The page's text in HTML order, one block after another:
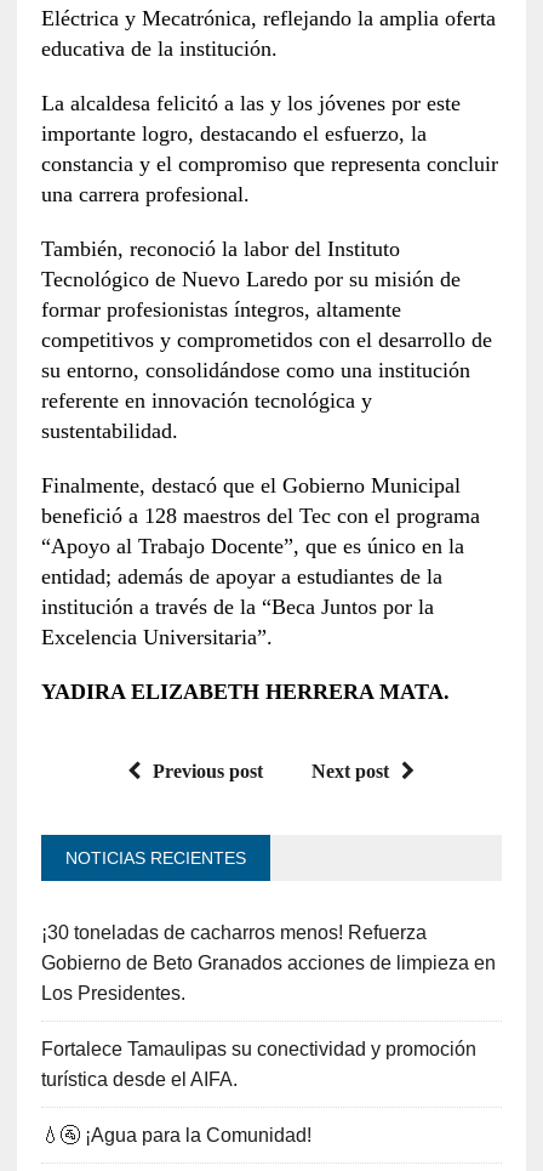
Eléctrica y Mecatrónica, reflejando la amplia oferta
educativa de la institución.
La alcaldesa felicitó a las y los jóvenes por este
importante logro, destacando el esfuerzo, la
constancia y el compromiso que representa concluir
una carrera profesional.
También, reconoció la labor del Instituto
Tecnológico de Nuevo Laredo por su misión de
formar profesionistas íntegros, altamente
competitivos y comprometidos con el desarrollo de
su entorno, consolidándose como una institución
referente en innovación tecnológica y
sustentabilidad.
Finalmente, destacó que el Gobierno Municipal
benefició a 128 maestros del Tec con el programa
“Apoyo al Trabajo Docente”, que es único en la
entidad; además de apoyar a estudiantes de la
institución a través de la “Beca Juntos por la
Excelencia Universitaria”.
YADIRA ELIZABETH HERRERA MATA.
Previous post Next post
NOTICIAS RECIENTES
¡30 toneladas de cacharros menos! Refuerza
Gobierno de Beto Granados acciones de limpieza en
Los Presidentes.
Fortalece Tamaulipas su conectividad y promoción
turística desde el AIFA.
💧🚰 ¡Agua para la Comunidad!